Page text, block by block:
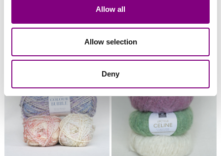
Allow all
Allow selection
Deny
FRÅN155SEK
DALE GARN
FRÅN105SEK